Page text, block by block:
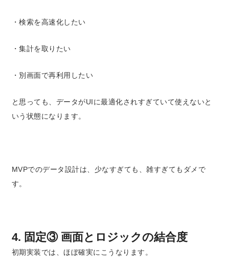
・検索を高速化したい
・集計を取りたい
・別画面で再利用したい
と思っても、 データがUIに最適化されすぎていて使えないと
いう状態になります。
MVPでのデータ設計は、 少なすぎても、雑すぎてもダメで
す。
4. 固定③ 画面とロジックの結合度
初期実装では、ほぼ確実にこうなります。